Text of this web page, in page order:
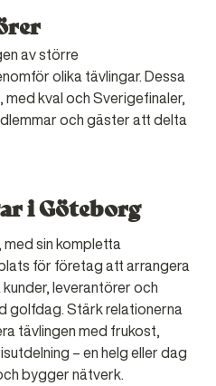
av större
olika tävlingar. Dessa
kval och Sverigefinaler,
och gäster att delta
i Göteborg
sin kompletta
för företag att arrangera
leverantörer och
golfdag. Stärk relationerna
tävlingen med frukost,
– en helg eller dag
bygger nätverk.